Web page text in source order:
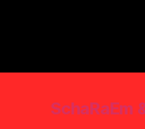
SchaRaEm